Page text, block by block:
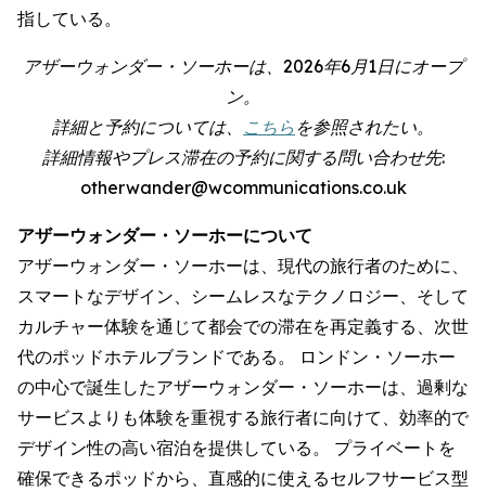
指している。
アザーウォンダー・ソーホーは、2026年6月1日にオープ
ン。
詳細と予約については、 こちら を参照されたい。
詳細情報やプレス滞在の予約に関する問い合わせ先:
otherwander@wcommunications.co.uk
アザーウォンダー・ソーホーについて
アザーウォンダー・ソーホーは、現代の旅行者のために、
スマートなデザイン、シームレスなテクノロジー、そして
カルチャー体験を通じて都会での滞在を再定義する、次世
代のポッドホテルブランドである。 ロンドン・ソーホー
の中心で誕生したアザーウォンダー・ソーホーは、過剰な
サービスよりも体験を重視する旅行者に向けて、効率的で
デザイン性の高い宿泊を提供している。 プライベートを
確保できるポッドから、直感的に使えるセルフサービス型